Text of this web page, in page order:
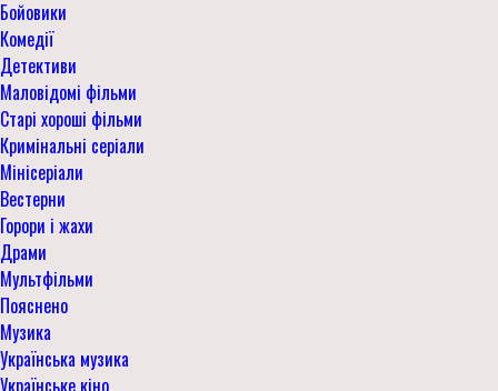
Бойовики
Комедії
Детективи
Маловідомі фільми
Старі хороші фільми
Кримінальні серіали
Мінісеріали
Вестерни
Горори і жахи
Драми
Мультфільми
Пояснено
Музика
Українська музика
Українське кіно